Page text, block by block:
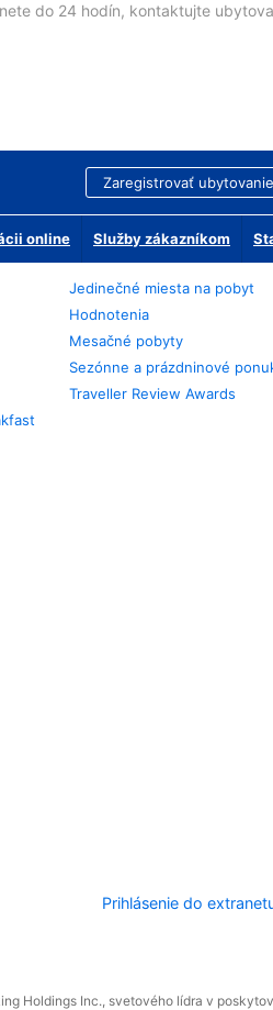
do 24 hodín, kontaktujte
Zaregistrovať ubytovanie
online Služby zákazníkom
Jedinečné miesta na pobyt
Hodnotenia
Mesačné pobyty
Sezónne a prázdninové
Traveller Review Awards
Prihlásenie do
Holdings Inc., svetového lídra v